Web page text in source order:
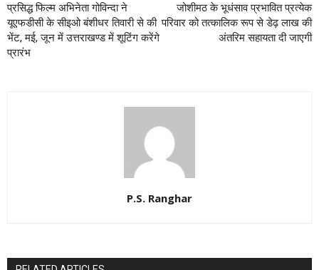
प्रसिद्ध फिल्म अभिनेता गोविन्दा ने
यूएफडीसी के सीइओ बंशीधर तिवारी से की
भेंट, मई, जून में उत्तराखण्ड में शूटिंग करेंगे
प्रारंभ
जोशीमठ के भूधंसाव प्रभावित प्रत्येक
परिवार को तत्कालिक रूप से डेढ़ लाख की
अंतरिम सहायता दी जाएगी
P.S. Ranghar